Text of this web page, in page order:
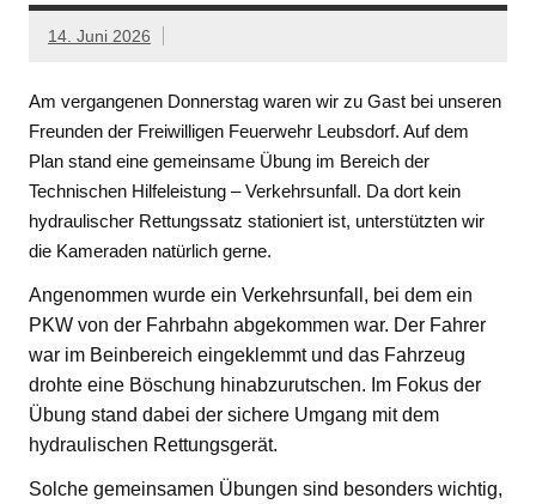
14. Juni 2026
Am vergangenen Donnerstag waren wir zu Gast bei unseren
Freunden der Freiwilligen Feuerwehr Leubsdorf. Auf dem
Plan stand eine gemeinsame Übung im Bereich der
Technischen Hilfeleistung – Verkehrsunfall. Da dort kein
hydraulischer Rettungssatz stationiert ist, unterstützten wir
die Kameraden natürlich gerne.
Angenommen wurde ein Verkehrsunfall, bei dem ein
PKW von der Fahrbahn abgekommen war. Der Fahrer
war im Beinbereich eingeklemmt und das Fahrzeug
drohte eine Böschung hinabzurutschen. Im Fokus der
Übung stand dabei der sichere Umgang mit dem
hydraulischen Rettungsgerät.
Solche gemeinsamen Übungen sind besonders wichtig,